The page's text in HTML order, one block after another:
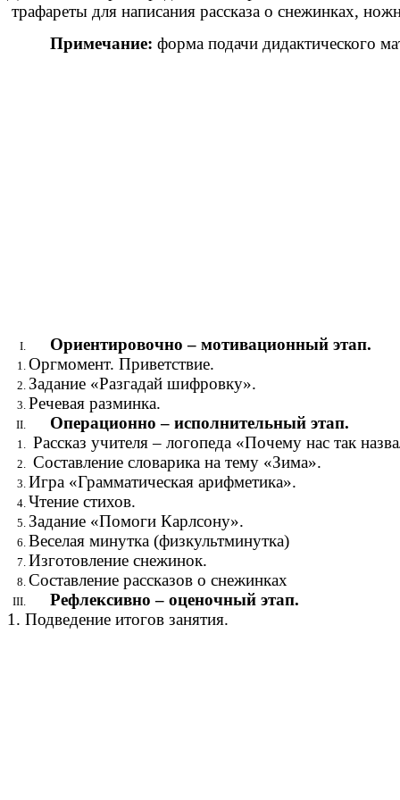
трафареты для написания рассказа о снежинках,
Примечание: форма подачи дидактического
Ориентировочно – мотивационный этап.
Оргмомент.
Задание «Разгадай
Речевая
Операционно – исполнительный этап.
Рассказ учителя – логопеда «Почему
Составление словарика на тему
Игра «Грамматическая
Чтение стихов.
Задание «Помоги
Веселая минутка
Изготовление
Составление рассказов о
Рефлексивно – оценочный этап.
1. Подведение итогов